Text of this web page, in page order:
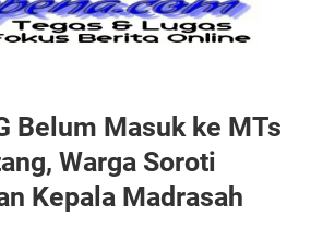
Belum Masuk ke MTs
Warga Soroti
Kepala Madrasah